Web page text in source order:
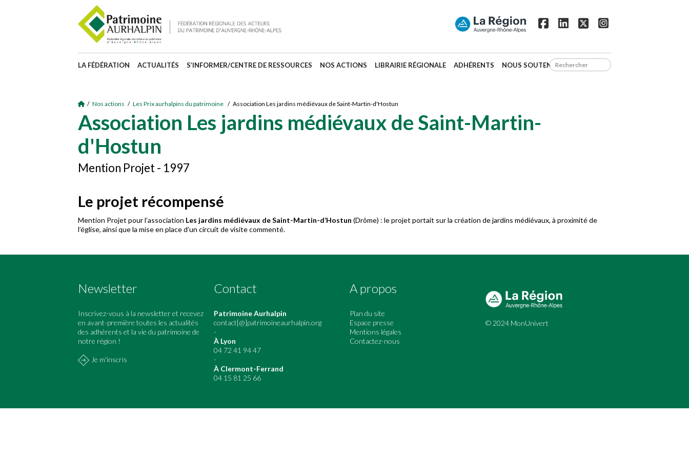
LA FÉDÉRATION ACTUALITÉS S’INFORMER/CENTRE DE RESSOURCES NOS ACTIONS LIBRAIRIE RÉGIONALE ADHÉRENTS NOUS SOUTENIR
/ Nos actions / Les Prix aurhalpins du patrimoine / Association Les jardins médiévaux de Saint-Martin-d'Hostun
Association Les jardins médiévaux de Saint-Martin-
d'Hostun
Mention Projet - 1997
Le projet récompensé
Mention Projet pour l’association Les jardins médiévaux de Saint-Martin-d’Hostun (Drôme) : le projet portait sur la création de jardins médiévaux, à proximité de
l’église, ainsi que la mise en place d’un circuit de visite commenté.
Newsletter
Inscrivez-vous à la newsletter et recevez
en avant-première toutes les actualités
des adhérents et la vie du patrimoine de
notre région !
Je m'inscris
Contact
Patrimoine Aurhalpin
contact[@]patrimoineaurhalpin.org
-
À Lyon
04 72 41 94 47
-
À Clermont-Ferrand
04 15 81 25 66
A propos
Plan du site
Espace presse
Mentions légales
Contactez-nous
© 2024 MonUnivert